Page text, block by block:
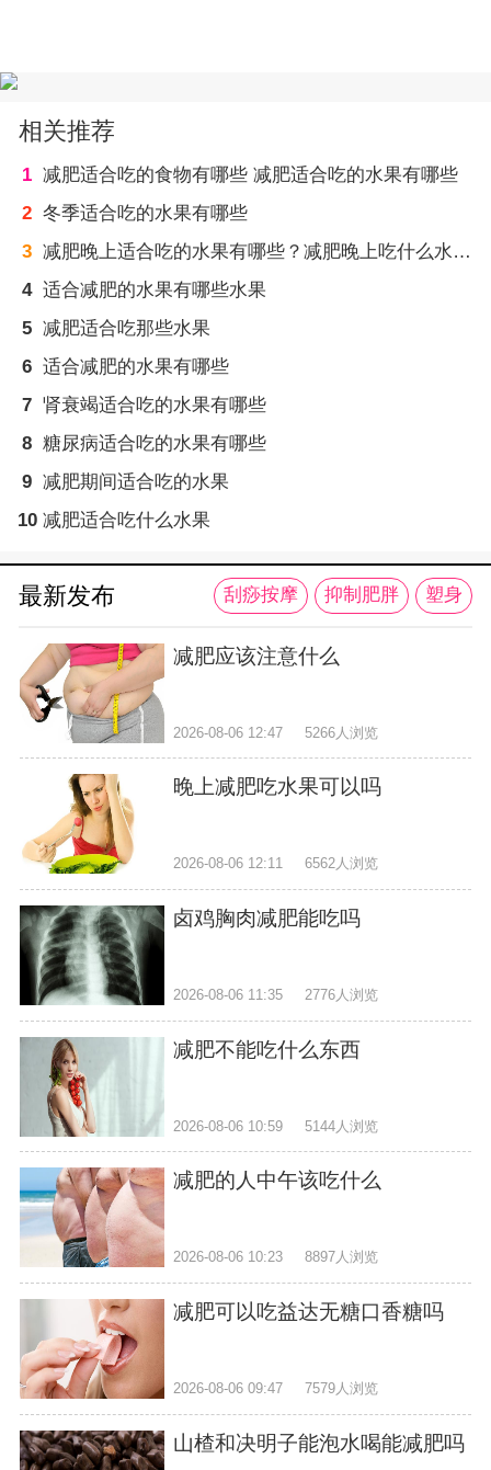
相关推荐
1 减肥适合吃的食物有哪些 减肥适合吃的水果有哪些
2 冬季适合吃的水果有哪些
3
减肥晚上适合吃的水果有哪些？减肥晚上吃什么水果好？
4 适合减肥的水果有哪些水果
5 减肥适合吃那些水果
6 适合减肥的水果有哪些
7 肾衰竭适合吃的水果有哪些
8 糖尿病适合吃的水果有哪些
9 减肥期间适合吃的水果
10 减肥适合吃什么水果
最新发布 刮痧按摩 抑制肥胖 塑身
减肥应该注意什么
2026-08-06 12:47 5266人浏览
晚上减肥吃水果可以吗
2026-08-06 12:11 6562人浏览
卤鸡胸肉减肥能吃吗
2026-08-06 11:35 2776人浏览
减肥不能吃什么东西
2026-08-06 10:59 5144人浏览
减肥的人中午该吃什么
2026-08-06 10:23 8897人浏览
减肥可以吃益达无糖口香糖吗
2026-08-06 09:47 7579人浏览
山楂和决明子能泡水喝能减肥吗